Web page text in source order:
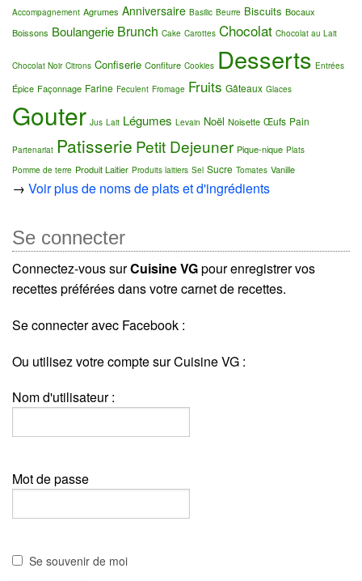
Accompagnement Agrumes Anniversaire Basilic Beurre Biscuits Bocaux
Boissons Boulangerie Brunch Cake Carottes Chocolat Chocolat au Lait
Chocolat Noir Citrons Confiserie Confiture Cookies Desserts Entrées
Épice Façonnage Farine Feculent Fromage Fruits Gâteaux Glaces
Gouter Jus Lait Légumes Levain Noël Noisette Œufs Pain
Partenariat Patisserie Petit Dejeuner Pique-nique Plats
Pomme de terre Produit Laitier Produits laitiers Sel Sucre Tomates Vanille
→ Voir plus de noms de plats et d'ingrédients
Se connecter
Connectez-vous surCuisine VGpour enregistrer vos
recettes préférées dans votre carnet de recettes.
Se connecter avec Facebook :
Ou utilisez votre compte sur Cuisine VG :
Nom d'utilisateur :
Mot de passe
Se souvenir de moi